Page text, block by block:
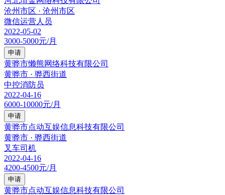
沧州市区 · 沧州市区
微信运营人员
2022-05-02
3000-5000元/月
申请
黄骅市懒熊网络科技有限公司
黄骅市 · 骅西街道
中控消防员
2022-04-16
6000-10000元/月
申请
黄骅市点动互娱信息科技有限公司
黄骅市 · 骅西街道
叉车司机
2022-04-16
4200-4500元/月
申请
黄骅市点动互娱信息科技有限公司